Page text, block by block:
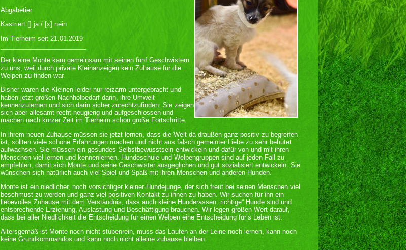
Abgabetier
Kastriert [] ja / [x] nein
Im Tierheim seit 21.01.2019
Der kleine Monte kam gemeinsam mit seinen fünf Geschwistern
zu uns, weil durch private Kleinanzeigen kein Zuhause für die
Welpen zu finden war.
Bisher waren die Kleinen leider nur reizarm untergebracht und
haben jetzt großen Nachholbedarf darin, ihre Umwelt
kennenzulernen und sich darin sicher zurechtzufinden. Sie zeigen
sich aber allesamt recht neugierig und aufgeschlossen und
machen nach kurzer Zeit im Tierheim schon große Fortschritte.
In ihrem neuen Zuhause müssen sie jetzt lernen, dass die Welt da draußen ganz positiv zu begreifen
ist, sollten viele schöne Erfahrungen machen und nicht aus falsch gemeinter Liebe zu sehr behütet
aufwachsen. Sie müssen ein gesundes Selbstbewusstsein entwickeln und dafür von und mit ihren
Menschen viel lernen und kennenlernen. Hundeschule und Welpengruppen sind auf jeden Fall zu
empfehlen, damit sich Monte und seine Geschwister ausgeglichen und gut sozialisiert entwickeln. Sie
wünschen sich natürlich auch viel Spiel und Spaß mit ihren Menschen und anderen Hunden.
Monte ist ein niedlicher, noch vorsichtiger kleiner Hundejunge, der sich freut bei seinen Menschen viel
beschmust zu werden und ganz viel positiven Kontakt zu ihnen zu haben. Wir suchen für ihn ein
liebevolles Zuhause mit dem Verständnis, dass auch kleine Hunderassen „richtige“ Hunde sind und
entsprechende Erziehung, Auslastung und Beschäftigung brauchen. Wir legen großen Wert darauf,
dass bei aller Niedlichkeit die Entscheidung für einen Welpen eine Entscheidung für’s Leben ist.
Altersgemäß ist Monte noch nicht stubenrein, muss das Laufen an der Leine noch lernen, kann noch
keine Grundkommandos und kann noch nicht alleine zuhause bleiben.